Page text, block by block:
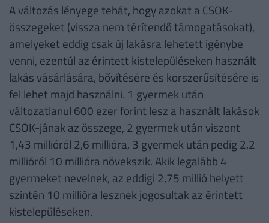
A változás lényege tehát, hogy azokat a CSOK-
összegeket (vissza nem térítendő támogatásokat),
amelyeket eddig csak új lakásra lehetett igénybe
venni, ezentúl az érintett kistelepüléseken használt
lakás vásárlására, bővítésére és korszerűsítésére is
fel lehet majd használni. 1 gyermek után
változatlanul 600 ezer forint lesz a használt lakások
CSOK-jának az összege, 2 gyermek után viszont
1,43 millióról 2,6 millióra, 3 gyermek után pedig 2,2
millióról 10 millióra növekszik. Akik legalább 4
gyermeket nevelnek, az eddigi 2,75 millió helyett
szintén 10 millióra lesznek jogosultak az érintett
kistelepüléseken.